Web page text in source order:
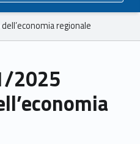
regionale